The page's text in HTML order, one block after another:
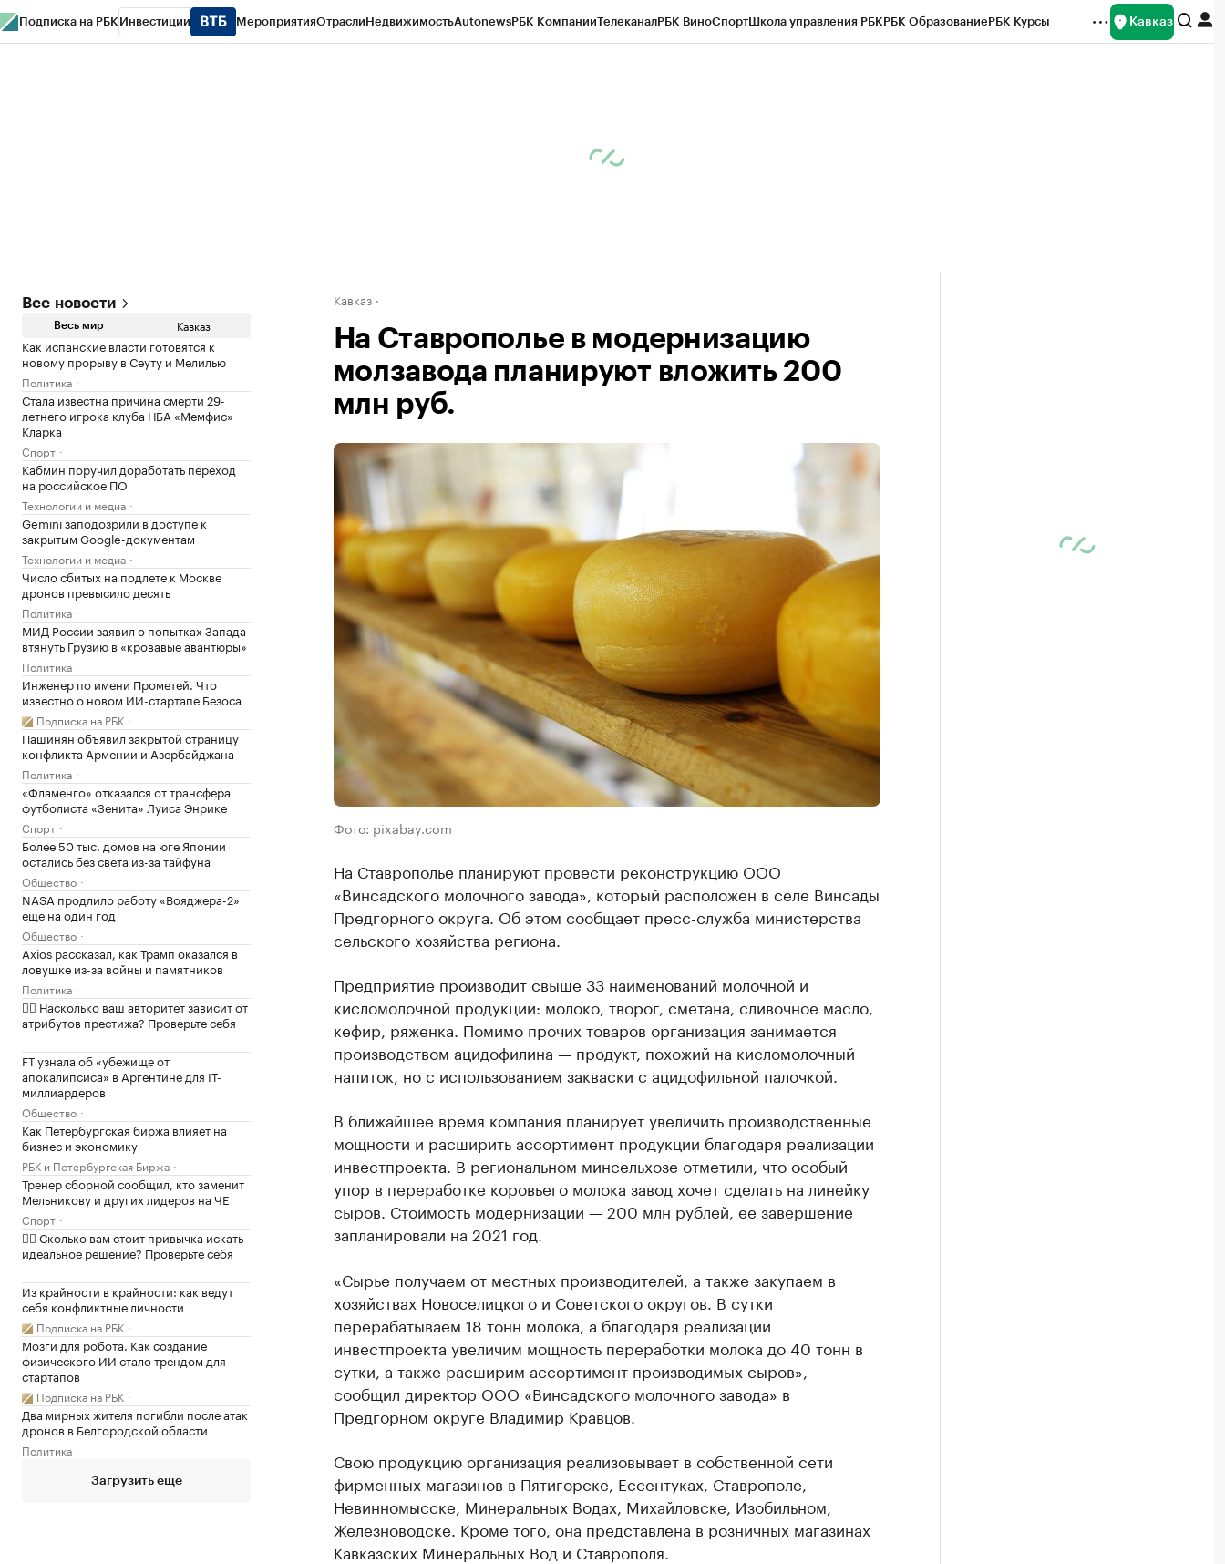
Подписка на РБК Инвестиции МероприятияОтраслиНедвижимостьAutonewsРБК КомпанииТелеканалРБК ВиноСпортШкола управления РБКРБК ОбразованиеРБК Курсы Кавказ
Все новости
Весь мир Кавказ
Как испанские власти готовятся к
новому прорыву в Сеуту и Мелилью
Политика
Стала известна причина смерти 29-
летнего игрока клуба НБА «Мемфис»
Кларка
Спорт
Кабмин поручил доработать переход
на российское ПО
Технологии и медиа
Gemini заподозрили в доступе к
закрытым Google-документам
Технологии и медиа
Число сбитых на подлете к Москве
дронов превысило десять
Политика
МИД России заявил о попытках Запада
втянуть Грузию в «кровавые авантюры»
Политика
Инженер по имени Прометей. Что
известно о новом ИИ-стартапе Безоса
Подписка на РБК
Пашинян объявил закрытой страницу
конфликта Армении и Азербайджана
Политика
«Фламенго» отказался от трансфера
футболиста «Зенита» Луиса Энрике
Спорт
Более 50 тыс. домов на юге Японии
остались без света из-за тайфуна
Общество
NASA продлило работу «Вояджера-2»
еще на один год
Общество
Axios рассказал, как Трамп оказался в
ловушке из-за войны и памятников
Политика
✍🏻 Насколько ваш авторитет зависит от
атрибутов престижа? Проверьте себя
FT узнала об «убежище от
апокалипсиса» в Аргентине для IT-
миллиардеров
Общество
Как Петербургская биржа влияет на
бизнес и экономику
РБК и Петербургская Биржа
Тренер сборной сообщил, кто заменит
Мельникову и других лидеров на ЧЕ
Спорт
✍🏻 Сколько вам стоит привычка искать
идеальное решение? Проверьте себя
Из крайности в крайности: как ведут
себя конфликтные личности
Подписка на РБК
Мозги для робота. Как создание
физического ИИ стало трендом для
стартапов
Подписка на РБК
Два мирных жителя погибли после атак
дронов в Белгородской области
Политика
Загрузить еще
Кавказ
На Ставрополье в модернизацию
молзавода планируют вложить 200
млн руб.
Фото: pixabay.com
На Ставрополье планируют провести реконструкцию ООО
«Винсадского молочного завода», который расположен в селе Винсады
Предгорного округа. Об этом сообщает пресс-служба министерства
сельского хозяйства региона.
Предприятие производит свыше 33 наименований молочной и
кисломолочной продукции: молоко, творог, сметана, сливочное масло,
кефир, ряженка. Помимо прочих товаров организация занимается
производством ацидофилина — продукт, похожий на кисломолочный
напиток, но с использованием закваски с ацидофильной палочкой.
В ближайшее время компания планирует увеличить производственные
мощности и расширить ассортимент продукции благодаря реализации
инвестпроекта. В региональном минсельхозе отметили, что особый
упор в переработке коровьего молока завод хочет сделать на линейку
сыров. Стоимость модернизации — 200 млн рублей, ее завершение
запланировали на 2021 год.
«Сырье получаем от местных производителей, а также закупаем в
хозяйствах Новоселицкого и Советского округов. В сутки
перерабатываем 18 тонн молока, а благодаря реализации
инвестпроекта увеличим мощность переработки молока до 40 тонн в
сутки, а также расширим ассортимент производимых сыров», —
сообщил директор ООО «Винсадского молочного завода» в
Предгорном округе Владимир Кравцов.
Свою продукцию организация реализовывает в собственной сети
фирменных магазинов в Пятигорске, Ессентуках, Ставрополе,
Невинномысске, Минеральных Водах, Михайловске, Изобильном,
Железноводске. Кроме того, она представлена в розничных магазинах
Кавказских Минеральных Вод и Ставрополя.